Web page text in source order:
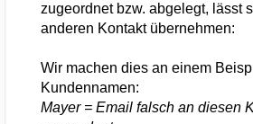
zugeordnet bzw. abgelegt, lässt
anderen Kontakt übernehmen:
Wir machen dies an einem
Kundennamen:
Mayer = Email falsch an diesen